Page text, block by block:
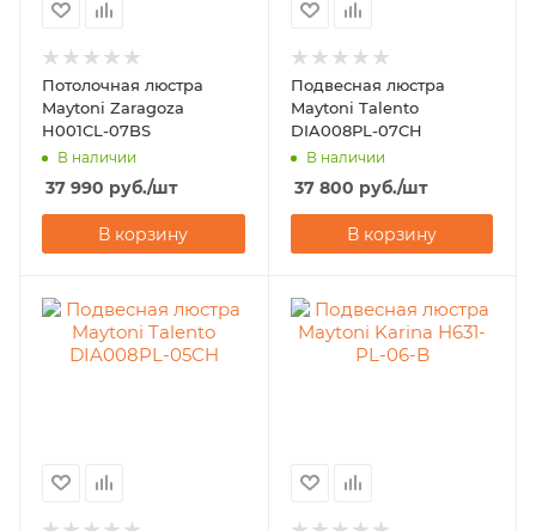
Потолочная люстра
Maytoni Zaragoza
H001CL-07BS
В наличии
37 990 руб./шт
В корзину
Подвесная люстра
Maytoni Talento
DIA008PL-07CH
В наличии
37 800 руб./шт
В корзину